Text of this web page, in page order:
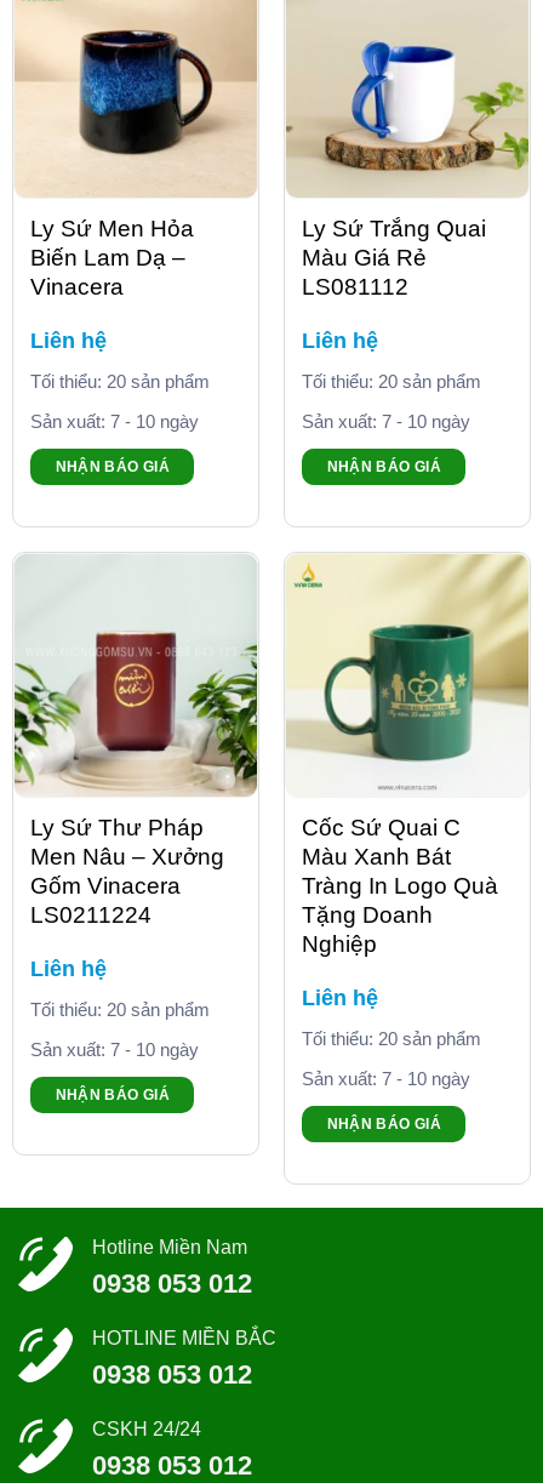
Ly Sứ Men Hỏa
Biến Lam Dạ –
Vinacera
Liên hệ
Tối thiểu: 20 sản phẩm
Sản xuất: 7 - 10 ngày
NHẬN BÁO GIÁ
Ly Sứ Trắng Quai
Màu Giá Rẻ
LS081112
Liên hệ
Tối thiểu: 20 sản phẩm
Sản xuất: 7 - 10 ngày
NHẬN BÁO GIÁ
Ly Sứ Thư Pháp
Men Nâu – Xưởng
Gốm Vinacera
LS0211224
Liên hệ
Tối thiểu: 20 sản phẩm
Sản xuất: 7 - 10 ngày
NHẬN BÁO GIÁ
Cốc Sứ Quai C
Màu Xanh Bát
Tràng In Logo Quà
Tặng Doanh
Nghiệp
Liên hệ
Tối thiểu: 20 sản phẩm
Sản xuất: 7 - 10 ngày
NHẬN BÁO GIÁ
Hotline Miền Nam
0938 053 012
HOTLINE MIỀN BẮC
0938 053 012
CSKH 24/24
0938 053 012